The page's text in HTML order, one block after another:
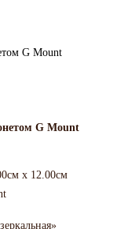
G Mount
G Mount
x 12.00см